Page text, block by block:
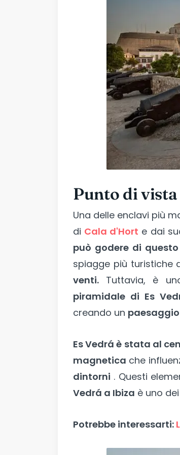
Punto di vista
Una delle enclavi più
di Cala d'Hort e dai
può godere di
spiagge più turistiche
venti. Tuttavia, è
piramidale di Es
creando un
Es Vedrá è stata al
magnetica che
dintorni . Questi
Vedrá a Ibiza è uno dei
Potrebbe interessarti: